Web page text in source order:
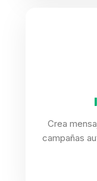
Crea
campañas